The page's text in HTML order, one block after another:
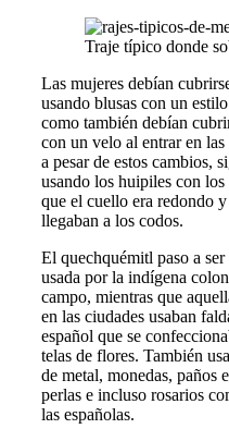
Traje típico donde
Las mujeres debían
usando blusas con un
como también debían
con un velo al entrar en las
a pesar de estos cambios,
usando los huipiles con los
que el cuello era redondo y
llegaban a los codos.
El quechquémitl paso a ser
usada por la indígena
campo, mientras que
en las ciudades usaban
español que se
telas de flores. También
de metal, monedas, paños
perlas e incluso rosarios
las españolas.